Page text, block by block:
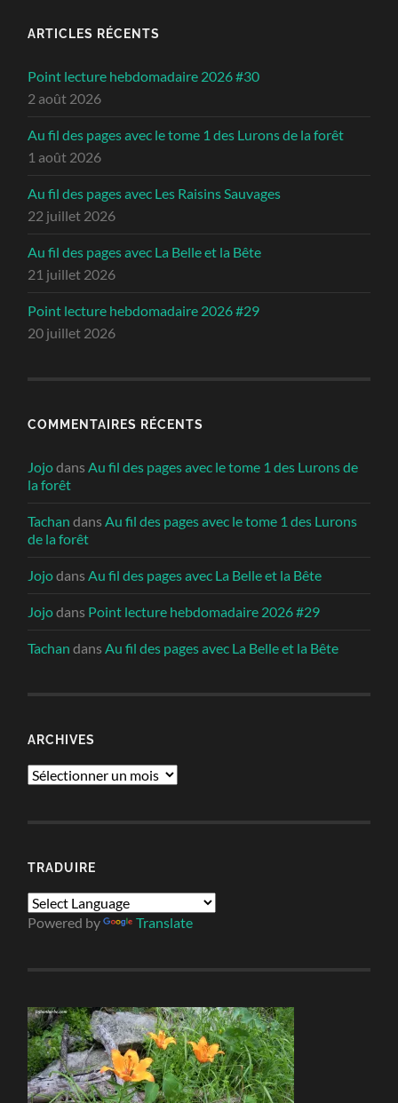
ARTICLES RÉCENTS
Point lecture hebdomadaire 2026 #30
2 août 2026
Au fil des pages avec le tome 1 des Lurons de la forêt
1 août 2026
Au fil des pages avec Les Raisins Sauvages
22 juillet 2026
Au fil des pages avec La Belle et la Bête
21 juillet 2026
Point lecture hebdomadaire 2026 #29
20 juillet 2026
COMMENTAIRES RÉCENTS
JojodansAu fil des pages avec le tome 1 des Lurons de
la forêt
Tachan dansAu fil des pages avec le tome 1 des Lurons
de la forêt
JojodansAu fil des pages avec La Belle et la Bête
Jojodans Point lecture hebdomadaire 2026 #29
Tachan dansAu fil des pages avec La Belle et la Bête
ARCHIVES
Archives
TRADUIRE
Powered by Translate